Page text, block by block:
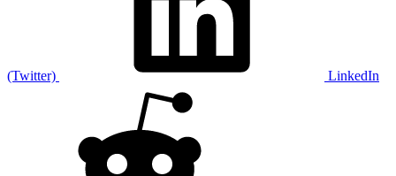
(Twitter) LinkedIn